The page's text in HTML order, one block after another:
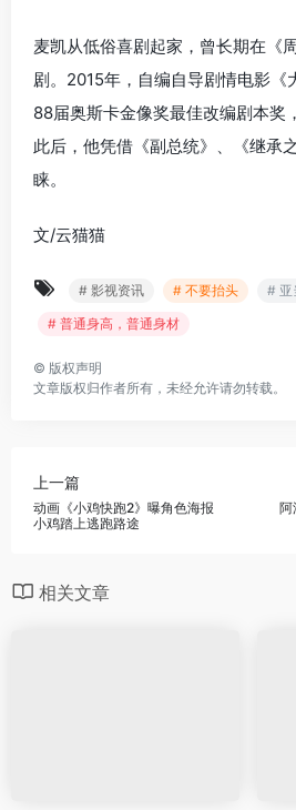
麦凯从低俗喜剧起家，曾长期在《
剧。2015年，自编自导剧情电影《
88届奥斯卡金像奖最佳改编剧本奖
此后，他凭借《副总统》、《继承
睐。
文/云猫猫
# 影视资讯 # 不要抬头
# 亚
# 普通身高，普通身材
© 版权声明
文章版权归作者所有，未经允许请勿转载。
上一篇
动画《小鸡快跑2》曝角色海报
小鸡踏上逃跑路途
阿
相关文章